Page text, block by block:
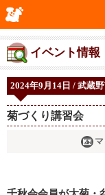
イベント情報
2024年9月14日 / 武蔵
菊づくり講習会